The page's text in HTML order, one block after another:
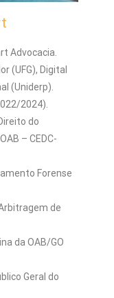
Advocacia.
(UFG), Digital
(Uniderp).
2024).
do
– CEDC-
Forense
de
da OAB/GO
Geral do